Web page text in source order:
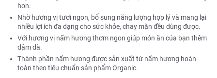
hơn.
Nhờ hương vị tươi ngon, bổ sung năng lượng hợp lý và mang lại
nhiều lợi ích đa dạng cho sức khỏe, chay mặn đều dùng được.
Với hương vị nấm hương thơm ngon giúp món ăn của bạn thêm
đậm đà.
Thành phần nấm hương được sản xuất từ nấm hương hoàn
toàn theo tiêu chuẩn sản phẩm Organic.